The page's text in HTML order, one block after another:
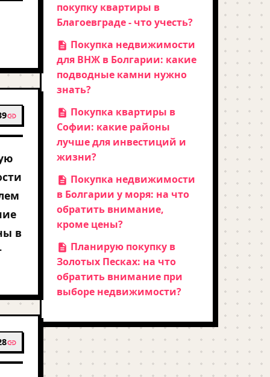
в
покупку квартиры в
Благоевграде - что учесть?
Покупка недвижимости
для ВНЖ в Болгарии: какие
подводные камни нужно
знать?
Покупка квартиры в
Софии: какие районы
лучше для инвестиций и
жизни?
Покупка недвижимости
в Болгарии у моря: на что
обратить внимание,
кроме цены?
Планирую покупку в
Золотых Песках: на что
обратить внимание при
выборе недвижимости?